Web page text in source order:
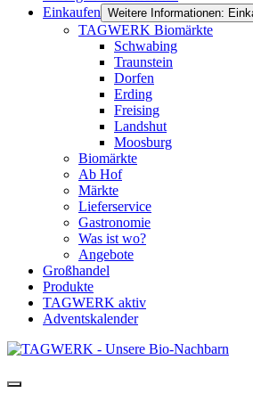
Einkaufen Weitere Informationen:
TAGWERK Biomärkte
Schwabing
Traunstein
Dorfen
Erding
Freising
Landshut
Moosburg
Biomärkte
Ab Hof
Märkte
Lieferservice
Gastronomie
Was ist wo?
Angebote
Großhandel
Produkte
TAGWERK aktiv
Adventskalender